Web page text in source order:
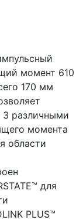
момент 610
170 мм
3 различными
момента
области
для
PLUS™